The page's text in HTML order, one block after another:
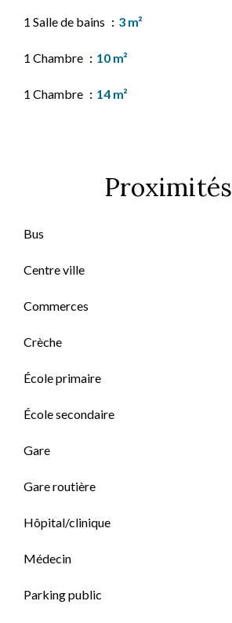
1 Salle de bains 3 m²
1 Chambre 10 m²
1 Chambre 14 m²
Proximités
Bus
Centre ville
Commerces
Crèche
École primaire
École secondaire
Gare
Gare routière
Hôpital/clinique
Médecin
Parking public